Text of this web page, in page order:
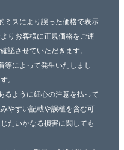
ミスにより誤った価格で表示
りお客様に正規価格をご連
認させていただきます。
等によって発生いたしまし
。
るように細心の注意を払って
やすい記載や誤植を含む可
たいかなる損害に関しても